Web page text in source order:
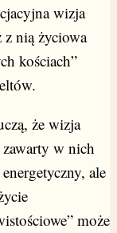
wizja
z nią życiowa
kościach”
że wizja
w nich
ale
może